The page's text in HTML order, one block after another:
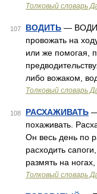
Толковый словарь
107 ВОДИТЬ —
провожать на
или же помогая,
либо вожаком,
Толковый словарь
108 РАСХАЖИВАТЬ
похаживать.
Он весь день по
расходить
размять на
Толковый словарь